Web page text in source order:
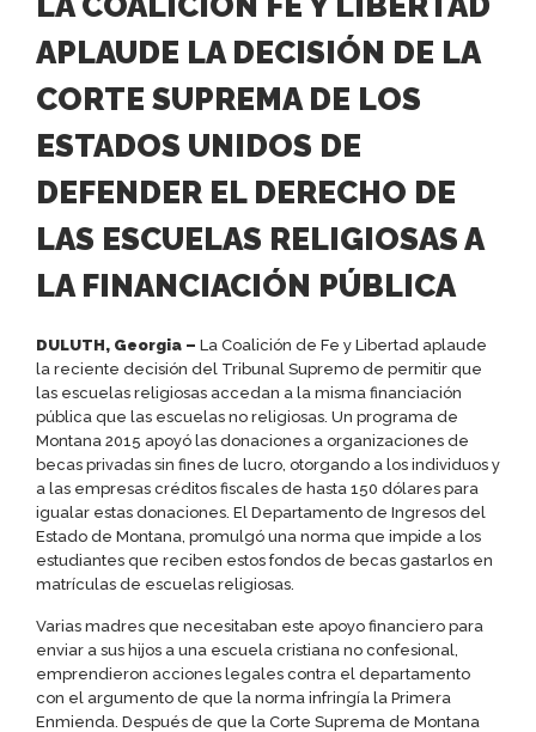
APLAUDE LA DECISIÓN DE LA
CORTE SUPREMA DE LOS
ESTADOS UNIDOS DE
DEFENDER EL DERECHO DE
LAS ESCUELAS RELIGIOSAS A
LA FINANCIACIÓN PÚBLICA
DULUTH, Georgia – La Coalición de Fe y Libertad aplaude
la reciente decisión del Tribunal Supremo de permitir que
las escuelas religiosas accedan a la misma financiación
pública que las escuelas no religiosas. Un programa de
Montana 2015 apoyó las donaciones a organizaciones de
becas privadas sin fines de lucro, otorgando a los individuos y
a las empresas créditos fiscales de hasta 150 dólares para
igualar estas donaciones. El Departamento de Ingresos del
Estado de Montana, promulgó una norma que impide a los
estudiantes que reciben estos fondos de becas gastarlos en
matrículas de escuelas religiosas.
Varias madres que necesitaban este apoyo financiero para
enviar a sus hijos a una escuela cristiana no confesional,
emprendieron acciones legales contra el departamento
con el argumento de que la norma infringía la Primera
Enmienda. Después de que la Corte Suprema de Montana